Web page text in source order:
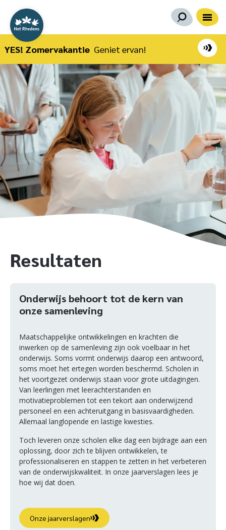
YES! Zomervakantie Geniet ervan!
Resultaten
Onderwijs behoort tot de kern van
onze samenleving
Maatschappelijke ontwikkelingen en krachten die
inwerken op de samenleving zijn ook voelbaar in het
onderwijs. Soms vormt onderwijs daarop een antwoord,
soms moet het ertegen worden beschermd. Scholen in
het voortgezet onderwijs staan voor grote uitdagingen.
Van leerlingen met leerachterstanden en
motivatieproblemen tot een tekort aan onderwijzend
personeel en een achteruitgang in basisvaardigheden.
Allemaal langlopende en lastige kwesties.
Toch leveren onze scholen elke dag een bijdrage aan een
oplossing, door zich te blijven ontwikkelen, te
professionaliseren en stappen te zetten in het verbeteren
van de onderwijskwaliteit. In onze jaarverslagen lees je
hoe wij dat doen.
Onze jaarverslagen